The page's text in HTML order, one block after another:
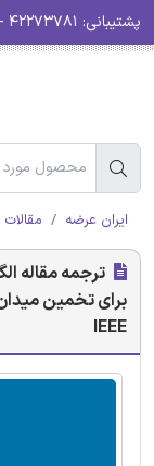
پشتیبانی:
ایران عرضه
IEEE